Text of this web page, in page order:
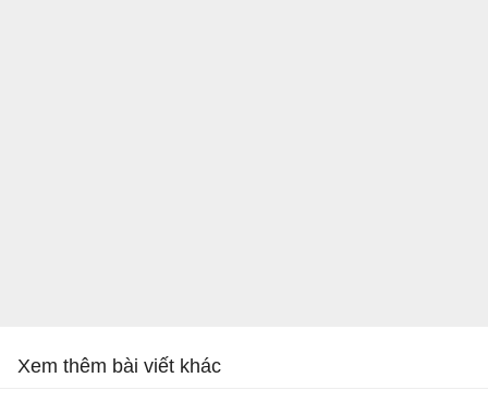
Xem thêm bài viết khác